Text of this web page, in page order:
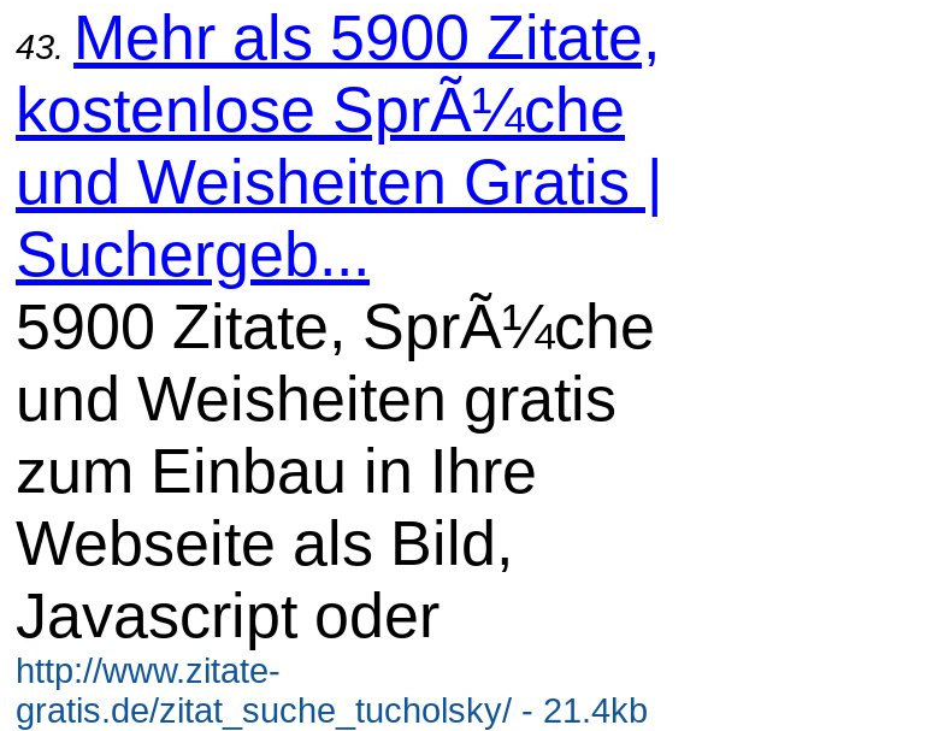
43. Mehr als 5900 Zitate,
kostenlose SprÃ¼che
und Weisheiten Gratis |
Suchergeb...
5900 Zitate, SprÃ¼che
und Weisheiten gratis
zum Einbau in Ihre
Webseite als Bild,
Javascript oder
http://www.zitate-
gratis.de/zitat_suche_tucholsky/ - 21.4kb